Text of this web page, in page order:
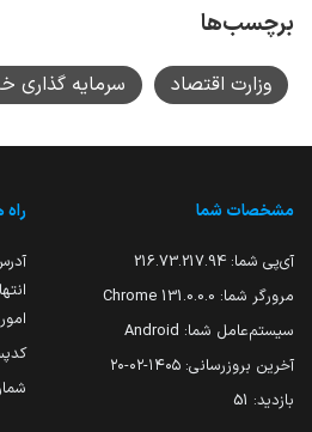
برچسب‌ها
وزارت اقتصاد سرمایه گذاری
مشخصات شما
آی‌پی شما: 216.73.217.94
مرورگر شما: 131.0.0.0 Chrome
سیستم‌عامل شما: Android
آخرین بروزرسانی: ۱۴۰۵-۰۲-۲۰
بازدید: 51
راه
کدپستی: